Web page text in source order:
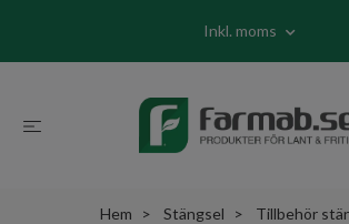
Inkl. moms
Hem Stängsel
Tillbehör